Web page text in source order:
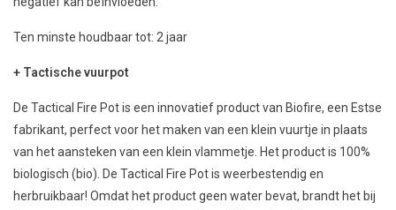
Ten minste houdbaar tot: 2 jaar
+ Tactische vuurpot
De Tactical Fire Pot is een innovatief product van Biofire, een Estse
fabrikant, perfect voor het maken van een klein vuurtje in plaats
van het aansteken van een klein vlammetje. Het product is 100%
biologisch (bio). De Tactical Fire Pot is weerbestendig en
herbruikbaar! Omdat het product geen water bevat, brandt het bij